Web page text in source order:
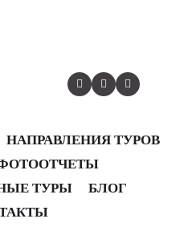
НАПРАВЛЕНИЯ ТУРОВ
ТУРЫ
БЛОГ
ТУРОВ
ТУРЫ БЛОГ